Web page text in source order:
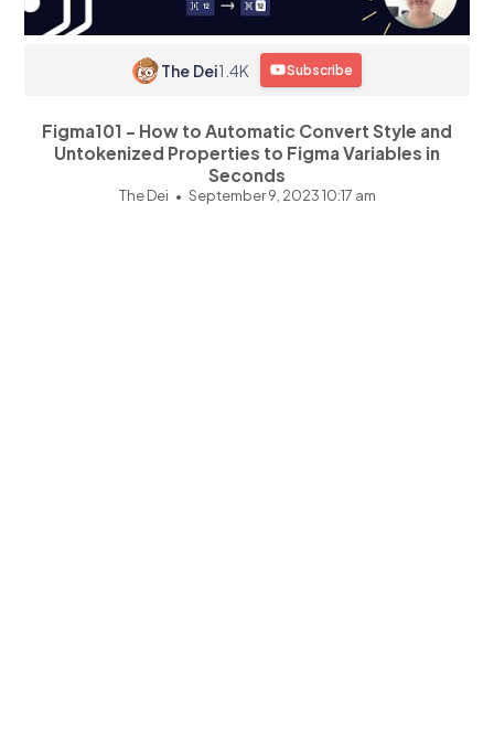
The Dei1.4K Subscribe
Figma101 - How to Automatic Convert Style and
Untokenized Properties to Figma Variables in
Seconds
The Dei September 9, 2023 10:17 am